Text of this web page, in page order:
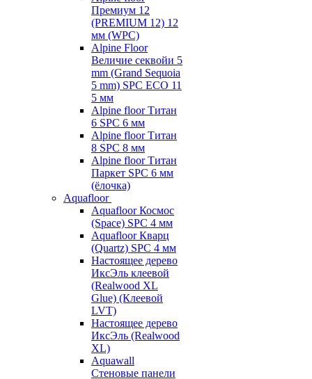
Премиум 12
(PREMIUM 12) 12
мм (WPC)
Alpine Floor
Величие секвойи 5
mm (Grand Sequoia
5 mm) SPC ECO 11
5 мм
Alpine floor Титан
6 SPC 6 мм
Alpine floor Титан
8 SPC 8 мм
Alpine floor Титан
Паркет SPC 6 мм
(ёлочка)
Aquafloor
Aquafloor Космос
(Space) SPC 4 мм
Aquafloor Кварц
(Quartz) SPC 4 мм
Настоящее дерево
ИксЭль клеевой
(Realwood XL
Glue) (Клеевой
LVT)
Настоящее дерево
ИксЭль (Realwood
XL)
Aquawall
Стеновые панели